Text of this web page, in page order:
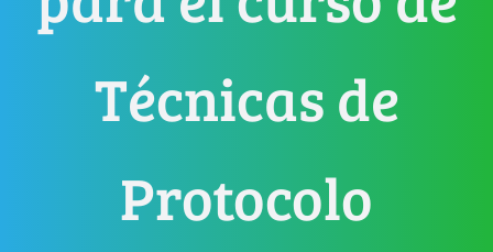
Técnicas de
Protocolo